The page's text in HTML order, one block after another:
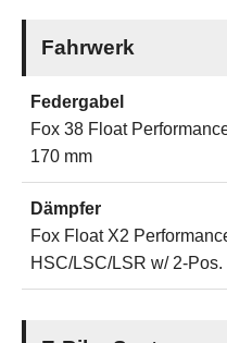
Fahrwerk
Federgabel
Fox 38 Float
170 mm
Dämpfer
Fox Float X2
HSC/LSC/LSR w/ 2-Pos.